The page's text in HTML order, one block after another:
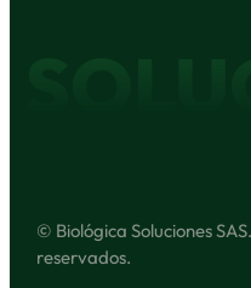
© Biológica Soluciones
reservados.